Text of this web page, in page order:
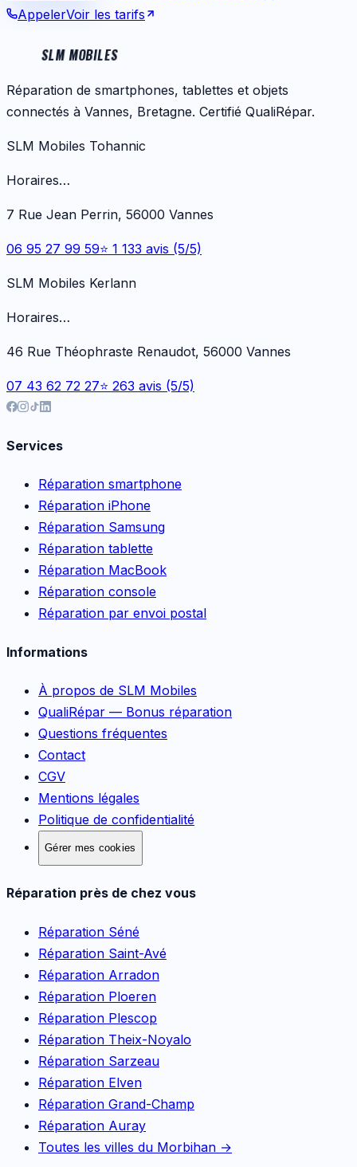
AppelerVoir les tarifs
SLM MOBILES
Réparation de smartphones, tablettes et objets
connectés à Vannes, Bretagne. Certifié QualiRépar.
SLM Mobiles Tohannic
Horaires…
7 Rue Jean Perrin, 56000 Vannes
06 95 27 99 59⭐ 1 133 avis (5/5)
SLM Mobiles Kerlann
Horaires…
46 Rue Théophraste Renaudot, 56000 Vannes
07 43 62 72 27⭐ 263 avis (5/5)
Services
Réparation smartphone
Réparation iPhone
Réparation Samsung
Réparation tablette
Réparation MacBook
Réparation console
Réparation par envoi postal
Informations
À propos de SLM Mobiles
QualiRépar — Bonus réparation
Questions fréquentes
Contact
CGV
Mentions légales
Politique de confidentialité
Gérer mes cookies
Réparation près de chez vous
Réparation Séné
Réparation Saint-Avé
Réparation Arradon
Réparation Ploeren
Réparation Plescop
Réparation Theix-Noyalo
Réparation Sarzeau
Réparation Elven
Réparation Grand-Champ
Réparation Auray
Toutes les villes du Morbihan →